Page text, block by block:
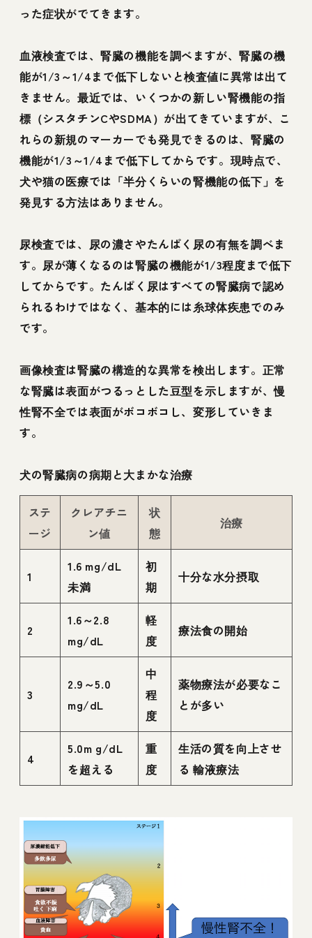
った症状がでてきます。
血液検査では、腎臓の機能を調べますが、腎臓の機
能が1/3～1/4まで低下しないと検査値に異常は出て
きません。最近では、いくつかの新しい腎機能の指
標（シスタチンCやSDMA）が出てきていますが、こ
れらの新規のマーカーでも発見できるのは、腎臓の
機能が1/3～1/4まで低下してからです。現時点で、
犬や猫の医療では「半分くらいの腎機能の低下」を
発見する方法はありません。
尿検査では、尿の濃さやたんぱく尿の有無を調べま
す。尿が薄くなるのは腎臓の機能が1/3程度まで低下
してからです。たんぱく尿はすべての腎臓病で認め
られるわけではなく、基本的には糸球体疾患でのみ
です。
画像検査は腎臓の構造的な異常を検出します。正常
な腎臓は表面がつるっとした豆型を示しますが、慢
性腎不全では表面がボコボコし、変形していきま
す。
犬の腎臓病の病期と大まかな治療
ステ
ージ
クレアチニ
ン値
状
態
治療
1
1.6 mg/dL
未満
初
期
十分な水分摂取
2
1.6～2.8
mg/dL
軽
度
療法食の開始
3
2.9～5.0
mg/dL
中
程
度
薬物療法が必要なこ
とが多い
4
5.0m g/dL
を超える
重
度
生活の質を向上させ
る 輸液療法